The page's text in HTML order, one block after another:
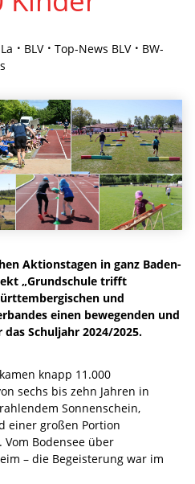
BLV Top-News BLV
BW-
Aktionstagen in ganz Baden-
„Grundschule trifft
und
einen bewegenden und
Schuljahr 2024/2025.
knapp 11.000
sechs bis zehn Jahren in
Sonnenschein,
einer großen Portion
Bodensee über
– die Begeisterung war im